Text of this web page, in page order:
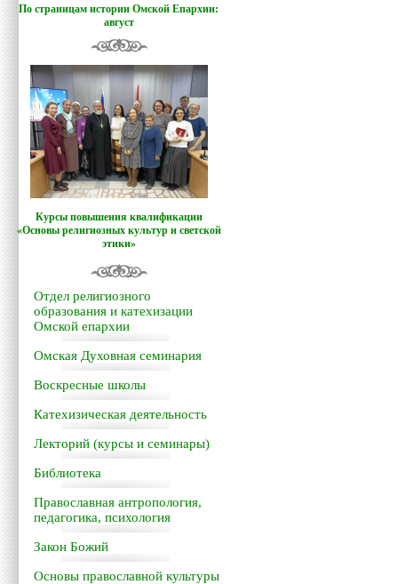
По страницам истории Омской Епархии:
август
Курсы повышения квалификации
«Основы религиозных культур и светской
этики»
Отдел религиозного
образования и катехизации
Омской епархии
Омская Духовная семинария
Воскресные школы
Катехизическая деятельность
Лекторий (курсы и семинары)
Библиотека
Православная антропология,
педагогика, психология
Закон Божий
Основы православной культуры